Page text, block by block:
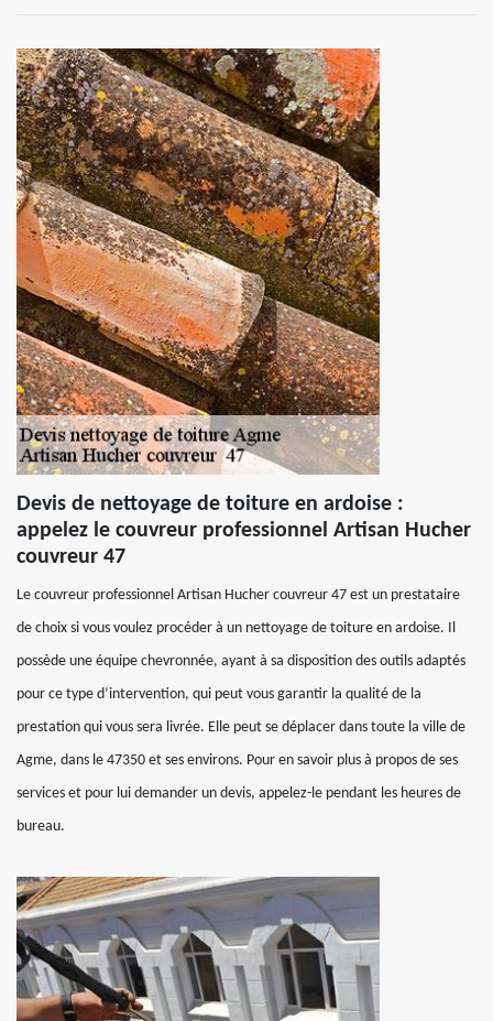
Devis de nettoyage de toiture en ardoise :
appelez le couvreur professionnel Artisan Hucher
couvreur 47
Le couvreur professionnel Artisan Hucher couvreur 47 est un prestataire
de choix si vous voulez procéder à un nettoyage de toiture en ardoise. Il
possède une équipe chevronnée, ayant à sa disposition des outils adaptés
pour ce type d’intervention, qui peut vous garantir la qualité de la
prestation qui vous sera livrée. Elle peut se déplacer dans toute la ville de
Agme, dans le 47350 et ses environs. Pour en savoir plus à propos de ses
services et pour lui demander un devis, appelez-le pendant les heures de
bureau.